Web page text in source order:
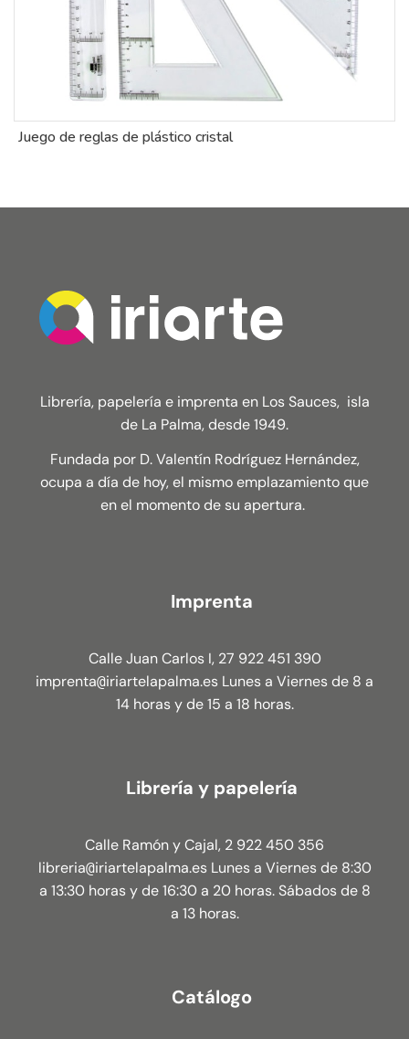
Juego de reglas de plástico cristal
Librería, papelería e imprenta en Los Sauces, isla
de La Palma, desde 1949.
Fundada por D. Valentín Rodríguez Hernández,
ocupa a día de hoy, el mismo emplazamiento que
en el momento de su apertura.
Imprenta
Calle Juan Carlos I, 27 922 451 390
imprenta@iriartelapalma.es Lunes a Viernes de 8 a
14 horas y de 15 a 18 horas.
Librería y papelería
Calle Ramón y Cajal, 2 922 450 356
libreria@iriartelapalma.es Lunes a Viernes de 8:30
a 13:30 horas y de 16:30 a 20 horas. Sábados de 8
a 13 horas.
Catálogo